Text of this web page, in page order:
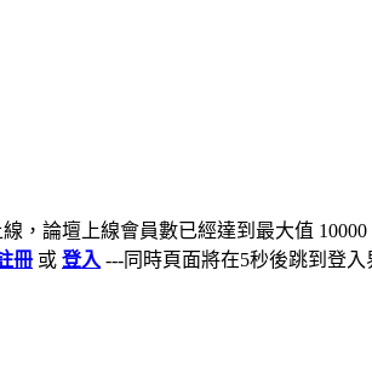
，論壇上線會員數已經達到最大值
冊 或 登入 ---同時頁面將在5秒後跳到登入